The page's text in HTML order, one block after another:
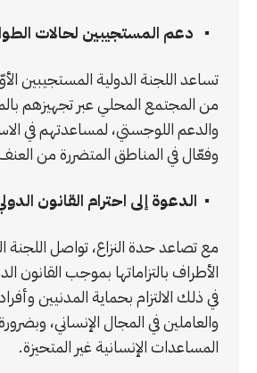
دعم المستجيبين لحالات
تساعد اللجنة الدولية المستجيبين
من المجتمع المحلي عبر تجهيزهم
والدعم اللوجستي، لمساعدتهم في
وفعّال في المناطق المتضررة من
الدعوة إلى احترام القانون
مع تصاعد حدة النزاع، تواصل اللجنة
الأطراف بالتزاماتها بموجب القانون
في ذلك الالتزام بحماية المدنيين
والعاملين في المجال الإنساني،
المساعدات الإنسانية غير المتحيزة.